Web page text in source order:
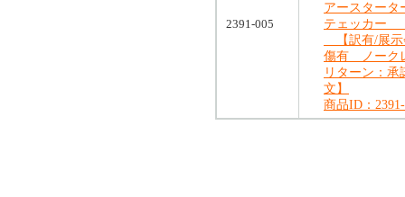
2391-005
アースター
テェッカー
【訳有/展示
傷有 ノーク
リターン：承
文】
商品ID：